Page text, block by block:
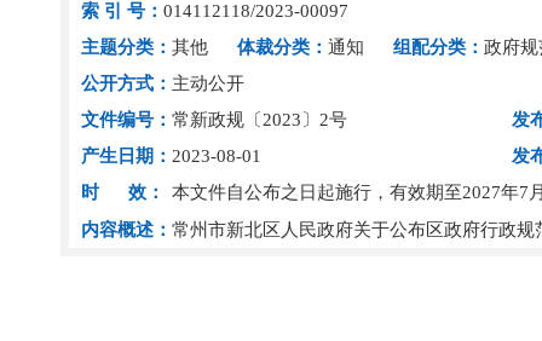
索 引 号： 014112118/2023-00097
主题分类： 其他 体裁分类： 通知 组配分类： 政府
公开方式： 主动公开
文件编号： 常新政规〔2023〕2号
发
产生日期： 2023-08-01
发
时 效：
本文件自公布之日起施行，有效期至2027年7
内容概述： 常州市新北区人民政府关于公布区政府行政